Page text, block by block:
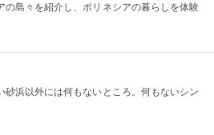
島々を紹介し、ポリネシアの暮らしを体験
浜以外には何もないところ。何もないシン